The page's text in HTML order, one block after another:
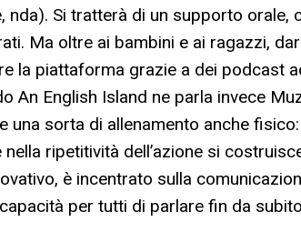
nda). Si tratterà di un supporto orale,
Ma oltre ai bambini e ai ragazzi,
la piattaforma grazie a dei podcast
An English Island ne parla invece
una sorta di allenamento anche
ripetitività dell’azione si
è incentrato sulla
per tutti di parlare fin da